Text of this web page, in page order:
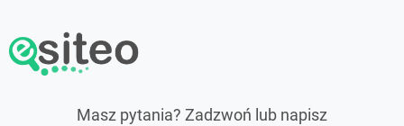
Masz pytania? Zadzwoń lub napisz